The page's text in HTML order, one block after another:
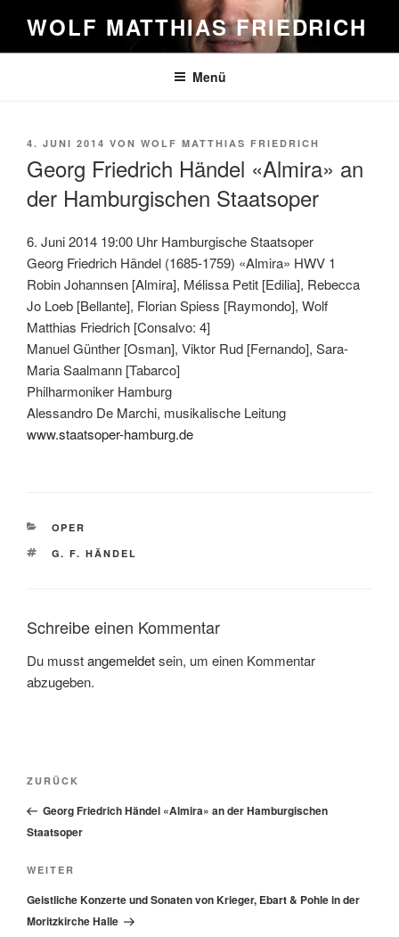
Inhalt
springen
WOLF MATTHIAS FRIEDRICH
Menü
VERÖFFENTLICHT
4. JUNI 2014 VON WOLF MATTHIAS FRIEDRICH
Georg Friedrich Händel «Almira» an
der Hamburgischen Staatsoper
6. Juni 2014 19:00 Uhr Hamburgische Staatsoper
Georg Friedrich Händel (1685-1759) «Almira» HWV 1
Robin Johannsen [Almira], Mélissa Petit [Edilia], Rebecca
Jo Loeb [Bellante], Florian Spiess [Raymondo], Wolf
Matthias Friedrich [Consalvo: 4]
Manuel Günther [Osman], Viktor Rud [Fernando], Sara-
Maria Saalmann [Tabarco]
Philharmoniker Hamburg
Alessandro De Marchi, musikalische Leitung
www.staatsoper-hamburg.de
KATEGORIEN
OPER
SCHLAGWÖRTER
G. F. HÄNDEL
Schreibe einen Kommentar
Du musstangemeldetsein, um einen Kommentar
abzugeben.
Beitragsnavigation
Vorheriger
Beitrag
ZURÜCK
Georg Friedrich Händel «Almira» an der Hamburgischen
Staatsoper
Nächster
Beitrag
WEITER
Geistliche Konzerte und Sonaten von Krieger, Ebart & Pohle in der
Moritzkirche Halle